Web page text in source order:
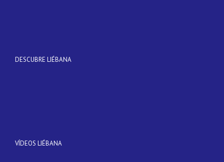
DESCUBRE LIÉBANA
VÍDEOS LIÉBANA